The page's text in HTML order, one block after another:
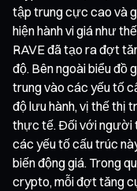
tập trung cực cao và
hiện hành vi giá như
RAVE đã tạo ra đợt
độ. Bên ngoài biểu đồ
trung vào các yếu tố
độ lưu hành, vị thế thị
thực tế. Đối với người
các yếu tố cấu trúc
biến động giá. Trong
crypto, mỗi đợt tăng